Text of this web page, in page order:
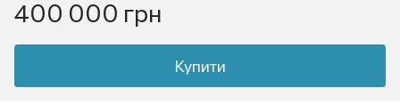
400 000 грн
Купити